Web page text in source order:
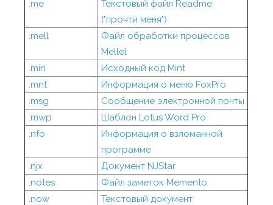
.me
Текстовый файл Readme
("прочти меня")
.mell
Файл обработки процессов
Mellel
.min
Исходный код Mint
.mnt
Информация о меню FoxPro
.msg
Сообщение электронной почты
.mwp
Шаблон Lotus Word Pro
.nfo
Информация о взломанной
программе
.njx
Документ NJStar
.notes
Файл заметок Memento
.now
Текстовый документ